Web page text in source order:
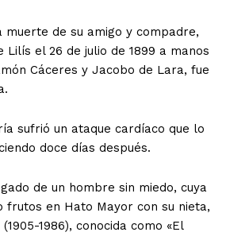
muerte de su amigo y compadre,
Lilís el 26 de julio de 1899 a manos
Cáceres y Jacobo de Lara, fue
sufrió un ataque cardíaco que lo
doce días después.
de un hombre sin miedo, cuya
frutos en Hato Mayor con su nieta,
1986), conocida como «El